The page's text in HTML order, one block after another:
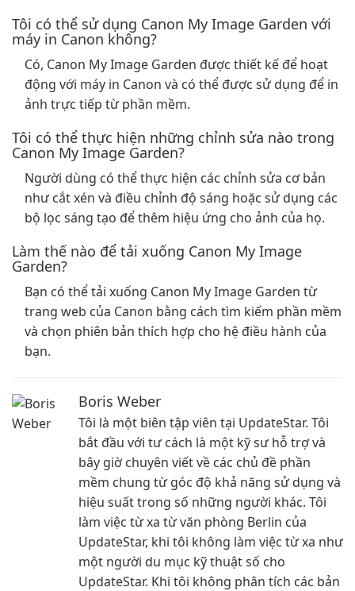
Tôi có thể sử dụng Canon My Image Garden với
máy in Canon không?
Có, Canon My Image Garden được thiết kế để hoạt
động với máy in Canon và có thể được sử dụng để in
ảnh trực tiếp từ phần mềm.
Tôi có thể thực hiện những chỉnh sửa nào trong
Canon My Image Garden?
Người dùng có thể thực hiện các chỉnh sửa cơ bản
như cắt xén và điều chỉnh độ sáng hoặc sử dụng các
bộ lọc sáng tạo để thêm hiệu ứng cho ảnh của họ.
Làm thế nào để tải xuống Canon My Image
Garden?
Bạn có thể tải xuống Canon My Image Garden từ
trang web của Canon bằng cách tìm kiếm phần mềm
và chọn phiên bản thích hợp cho hệ điều hành của
bạn.
Boris Weber
Tôi là một biên tập viên tại UpdateStar. Tôi
bắt đầu với tư cách là một kỹ sư hỗ trợ và
bây giờ chuyên viết về các chủ đề phần
mềm chung từ góc độ khả năng sử dụng và
hiệu suất trong số những người khác. Tôi
làm việc từ xa từ văn phòng Berlin của
UpdateStar, khi tôi không làm việc từ xa như
một người du mục kỹ thuật số cho
UpdateStar. Khi tôi không phân tích các bản